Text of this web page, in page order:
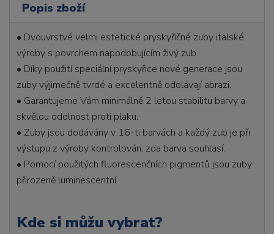
Popis zboží
• Dvouvrstvé velmi estetické pryskyřičné zuby italské
výroby s povrchem napodobujícím živý zub.
• Díky použití speciální pryskyřice nové generace jsou
zuby výjimečně tvrdé a excelentně odolávají abrazi.
• Garantujeme Vám minimálně 2 letou stabilitu barvy a
skvělou odolnost proti plaku.
• Zuby jsou dodávány v 16-ti barvách a každý zub je při
výstupu z výroby kontrolován, zda barva souhlasí.
• Pomocí použitých fluorescenčních pigmentů jsou zuby
přirozeně luminescentní.
Kde si můžu vybrat?